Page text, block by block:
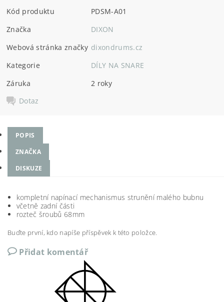
Kód produktu
PDSM-A01
Značka
DIXON
Webová stránka značky dixondrums.cz
Kategorie
DÍLY NA SNARE
Záruka
2 roky
Dotaz
POPIS
ZNAČKA
DISKUZE
kompletní napínací mechanismus strunění malého bubnu
včetně zadní části
rozteč šroubů 68mm
Buďte první, kdo napíše příspěvek k této položce.
Přidat komentář